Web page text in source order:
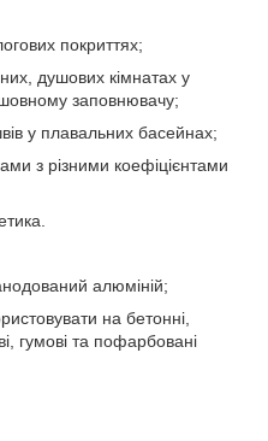
покриттях;
душових кімнатах у
шовному заповнювачу;
у плавальних басейнах;
з різними коефіцієнтами
алюміній;
на бетонні,
гумові та пофарбовані